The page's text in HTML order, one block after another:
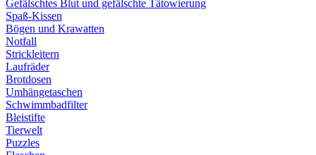
Gefälschtes Blut und gefälschte Tätowierung
Spaß-Kissen
Bögen und Krawatten
Notfall
Strickleitern
Laufräder
Brotdosen
Umhängetaschen
Schwimmbadfilter
Bleistifte
Tierwelt
Puzzles